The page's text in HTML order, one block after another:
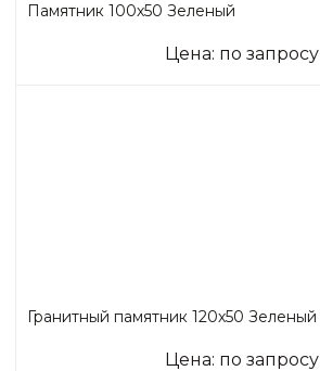
Памятник 100х50 Зеленый
Цена: по запросу
Гранитный памятник 120х50 Зеленый
Цена: по запросу